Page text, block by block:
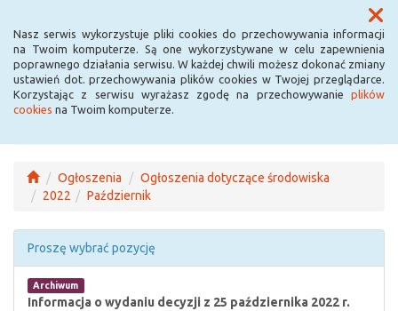
Nasz serwis wykorzystuje pliki cookies do przechowywania informacji
na Twoim komputerze. Są one wykorzystywane w celu zapewnienia
poprawnego działania serwisu. W każdej chwili możesz dokonać zmiany
ustawień dot. przechowywania plików cookies w Twojej przeglądarce.
Korzystając z serwisu wyrażasz zgodę na przechowywanie plików
cookies na Twoim komputerze.
Menu
Ogłoszenia
Ogłoszenia dotyczące środowiska
2022
Październik
Proszę wybrać pozycję
Archiwum
Informacja o wydaniu decyzji z 25 października 2022 r.